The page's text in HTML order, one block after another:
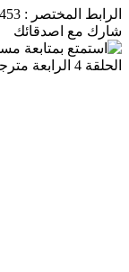
الرابط المختصر :
شارك مع اصدقائك